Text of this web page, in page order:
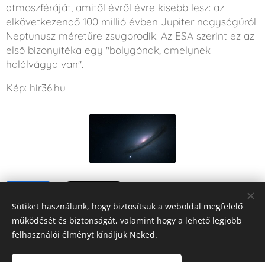
atmoszféráját, amitől évről évre kisebb lesz: az
elkövetkezendő 100 millió évben Jupiter nagyságúról
Neptunusz méretűre zsugorodik. Az ESA szerint ez az
első bizonyítéka egy "bolygónak, amelynek
halálvágya van".
Kép: hir36.hu
Sütiket használunk, hogy biztosítsuk a weboldal megfelelő
működését és biztonságát, valamint hogy a lehető legjobb
felhasználói élményt kínáljuk Neked.